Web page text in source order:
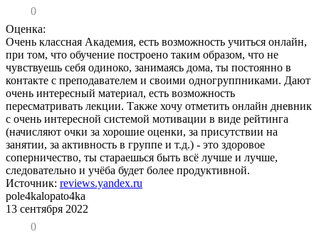
0
Оценка:
Очень классная Академия, есть возможность учиться онлайн,
при том, что обучение построено таким образом, что не
чувствуешь себя одиноко, занимаясь дома, ты постоянно в
контакте с преподавателем и своими одногруппниками. Дают
очень интересный материал, есть возможность
пересматривать лекции. Также хочу отметить онлайн дневник
с очень интересной системой мотивации в виде рейтинга
(начисляют очки за хорошие оценки, за присутствии на
занятии, за активность в группе и т.д.) - это здоровое
соперничество, ты стараешься быть всё лучше и лучше,
следовательно и учёба будет более продуктивной.
Источник: reviews.yandex.ru
pole4kalopato4ka
13 сентября 2022
0